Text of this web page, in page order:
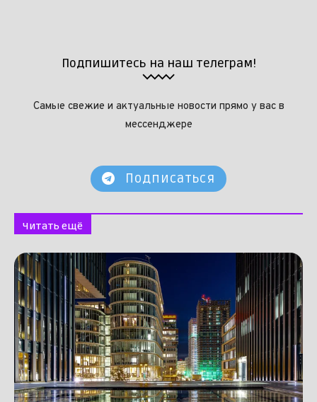
Подпишитесь на наш телеграм!
Самые свежие и актуальные новости прямо у вас в
мессенджере
Подписаться
Читать ещё